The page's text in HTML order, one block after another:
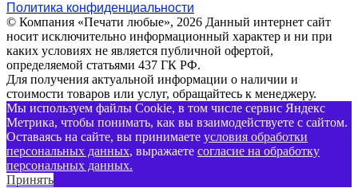
Политика конфиденциальности
© Компания «Печати любые», 2026 Данный интернет сайт
носит исключительно информационный характер и ни при
каких условиях не является публичной офертой,
определяемой статьями 437 ГК РФ.
Для получения актуальной информации о наличии и
стоимости товаров или услуг, обращайтесь к менеджеру.
Мы используем файлы Cookie, в том числе сервис Яндекс
Метрика, чтобы понимать, как вы взаимодействуете с сайтом.
Оставаясь на сайте, вы принимаете условия обработки
персональных данных, выражаете согласие на обработку
персональных данных.
Принять